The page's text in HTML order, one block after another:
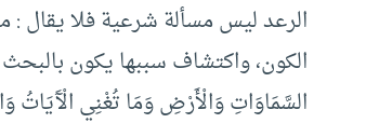
الرعد ليس مسألة شرعية فلا يقال :
الكون، واكتشاف سببها يكون بالبحث
السَّمَاوَاتِ وَالْأَرْضِ وَمَا تُغْنِي الْآَيَاتُ